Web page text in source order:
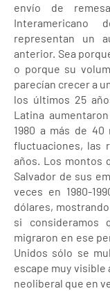
envío de
Interamericano
representan un
anterior. Sea
o porque su
parecían crecer a
los últimos 25
Latina
1980 a más de
fluctuaciones, las
años. Los montos
Salvador de sus
veces en 1980-
dólares,
si consideramos
migraron en ese
Unidos sólo se
escape muy
neoliberal que en